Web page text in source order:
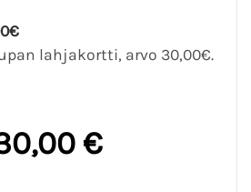
lahjakortti, arvo 30,00€.
€